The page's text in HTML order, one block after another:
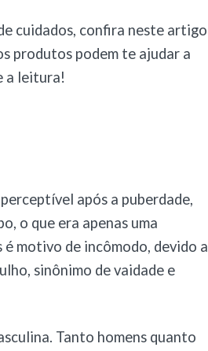
cuidados, confira neste artigo
produtos podem te ajudar a
a leitura!
após a puberdade,
o que era apenas uma
é motivo de incômodo, devido a
sinônimo de vaidade e
Tanto homens quanto